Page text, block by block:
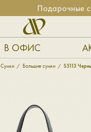
Подарочные
В ОФИС
Сумки Большие сумки S5113